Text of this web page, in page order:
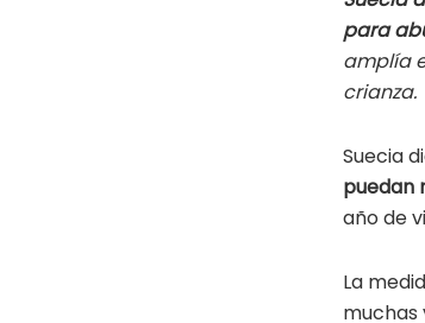
at
s
A
p
para
amplía
crianza.
Suecia
puedan
año de
La
muchas